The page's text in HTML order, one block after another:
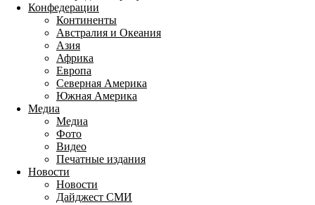
Конфедерации
Континенты
Австралия и Океания
Азия
Африка
Европа
Северная Америка
Южная Америка
Медиа
Медиа
Фото
Видео
Печатные издания
Новости
Новости
Дайджест СМИ